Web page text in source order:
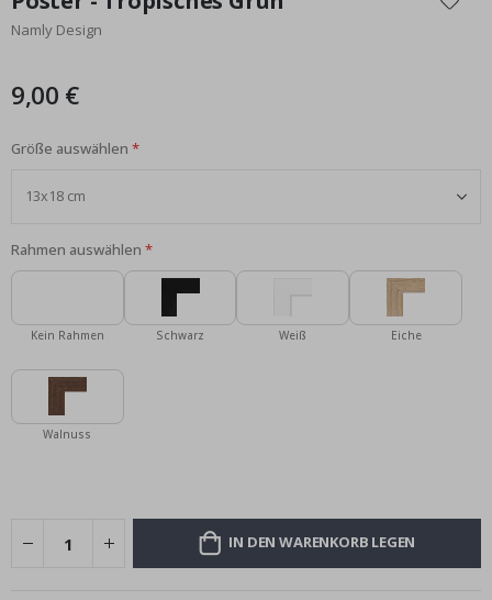
der
Bildgalerie
Namly Design
9,00 €
Größe auswählen
Rahmen auswählen
Kein Rahmen Schwarz Weiß Eiche
Walnuss
IN DEN WARENKORB LEGEN